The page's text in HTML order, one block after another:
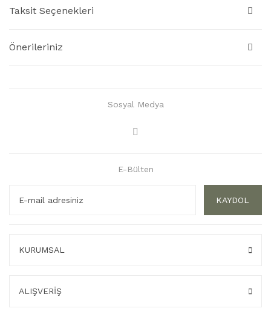
Taksit Seçenekleri
Önerileriniz
Sosyal Medya
E-Bülten
KAYDOL
KURUMSAL
ALIŞVERİŞ